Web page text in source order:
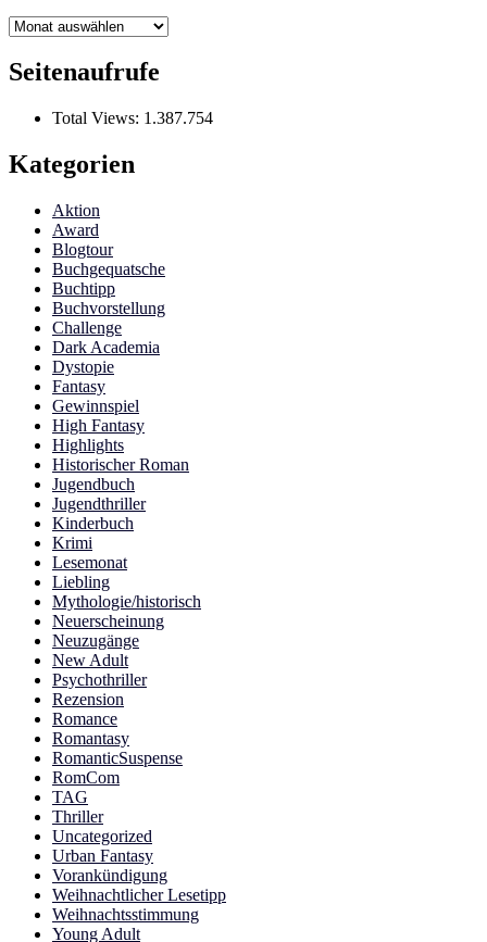
Archiv
Seitenaufrufe
Total Views: 1.387.754
Kategorien
Aktion
Award
Blogtour
Buchgequatsche
Buchtipp
Buchvorstellung
Challenge
Dark Academia
Dystopie
Fantasy
Gewinnspiel
High Fantasy
Highlights
Historischer Roman
Jugendbuch
Jugendthriller
Kinderbuch
Krimi
Lesemonat
Liebling
Mythologie/historisch
Neuerscheinung
Neuzugänge
New Adult
Psychothriller
Rezension
Romance
Romantasy
RomanticSuspense
RomCom
TAG
Thriller
Uncategorized
Urban Fantasy
Vorankündigung
Weihnachtlicher Lesetipp
Weihnachtsstimmung
Young Adult